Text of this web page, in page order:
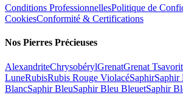
Conditions ProfessionnellesPolitique de
CookiesConformité & Certifications
Nos Pierres Précieuses
AlexandriteChrysobérylGrenatGrenat
LuneRubisRubis Rouge ViolacéSaphirSaphir
BlancSaphir BleuSaphir Bleu BleuetSaphir